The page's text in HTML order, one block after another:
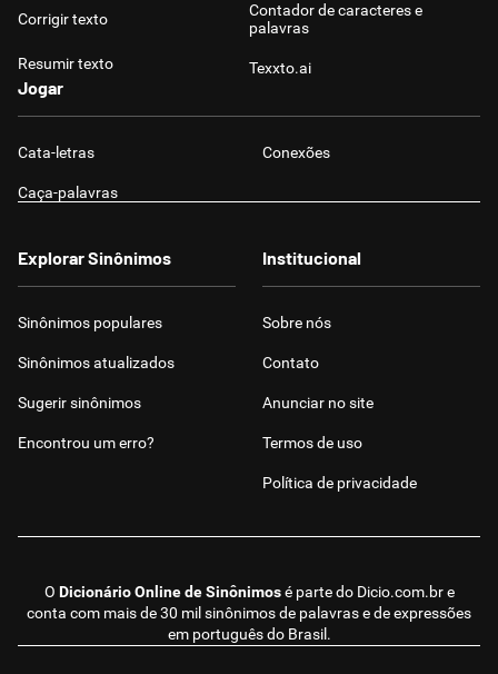
Corrigir texto
Resumir texto
Contador de caracteres e
palavras
Texxto.ai
Jogar
Cata-letras Conexões
Caça-palavras
O Dicionário Online de Sinônimosé parte do Dicio.com.bre
conta com mais de 30 mil sinônimos de palavras e de expressões
em português do Brasil.
Explorar Sinônimos
Sinônimos populares
Sinônimos atualizados
Sugerir sinônimos
Encontrou um erro?
Institucional
Sobre nós
Contato
Anunciar no site
Termos de uso
Política de privacidade